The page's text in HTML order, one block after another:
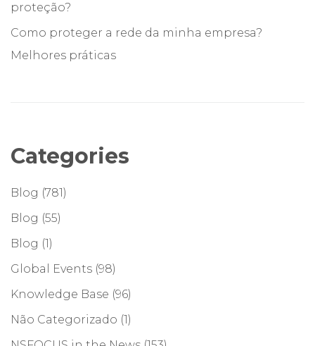
proteção?
Como proteger a rede da minha empresa?
Melhores práticas
Categories
Blog (781)
Blog (55)
Blog (1)
Global Events (98)
Knowledge Base (96)
Não Categorizado (1)